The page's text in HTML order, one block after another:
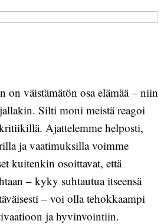
on väistämätön osa elämää – niin
Silti moni meistä reagoi
Ajattelemme helposti,
ja vaatimuksilla voimme
kuitenkin osoittavat, että
– kyky suhtautua itseensä
– voi olla tehokkaampi
ja hyvinvointiin.